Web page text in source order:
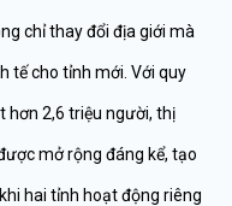
chỉ thay đổi địa giới mà
tế cho tỉnh mới. Với quy
hơn 2,6 triệu người, thị
mở rộng đáng kể, tạo
hai tỉnh hoạt động riêng